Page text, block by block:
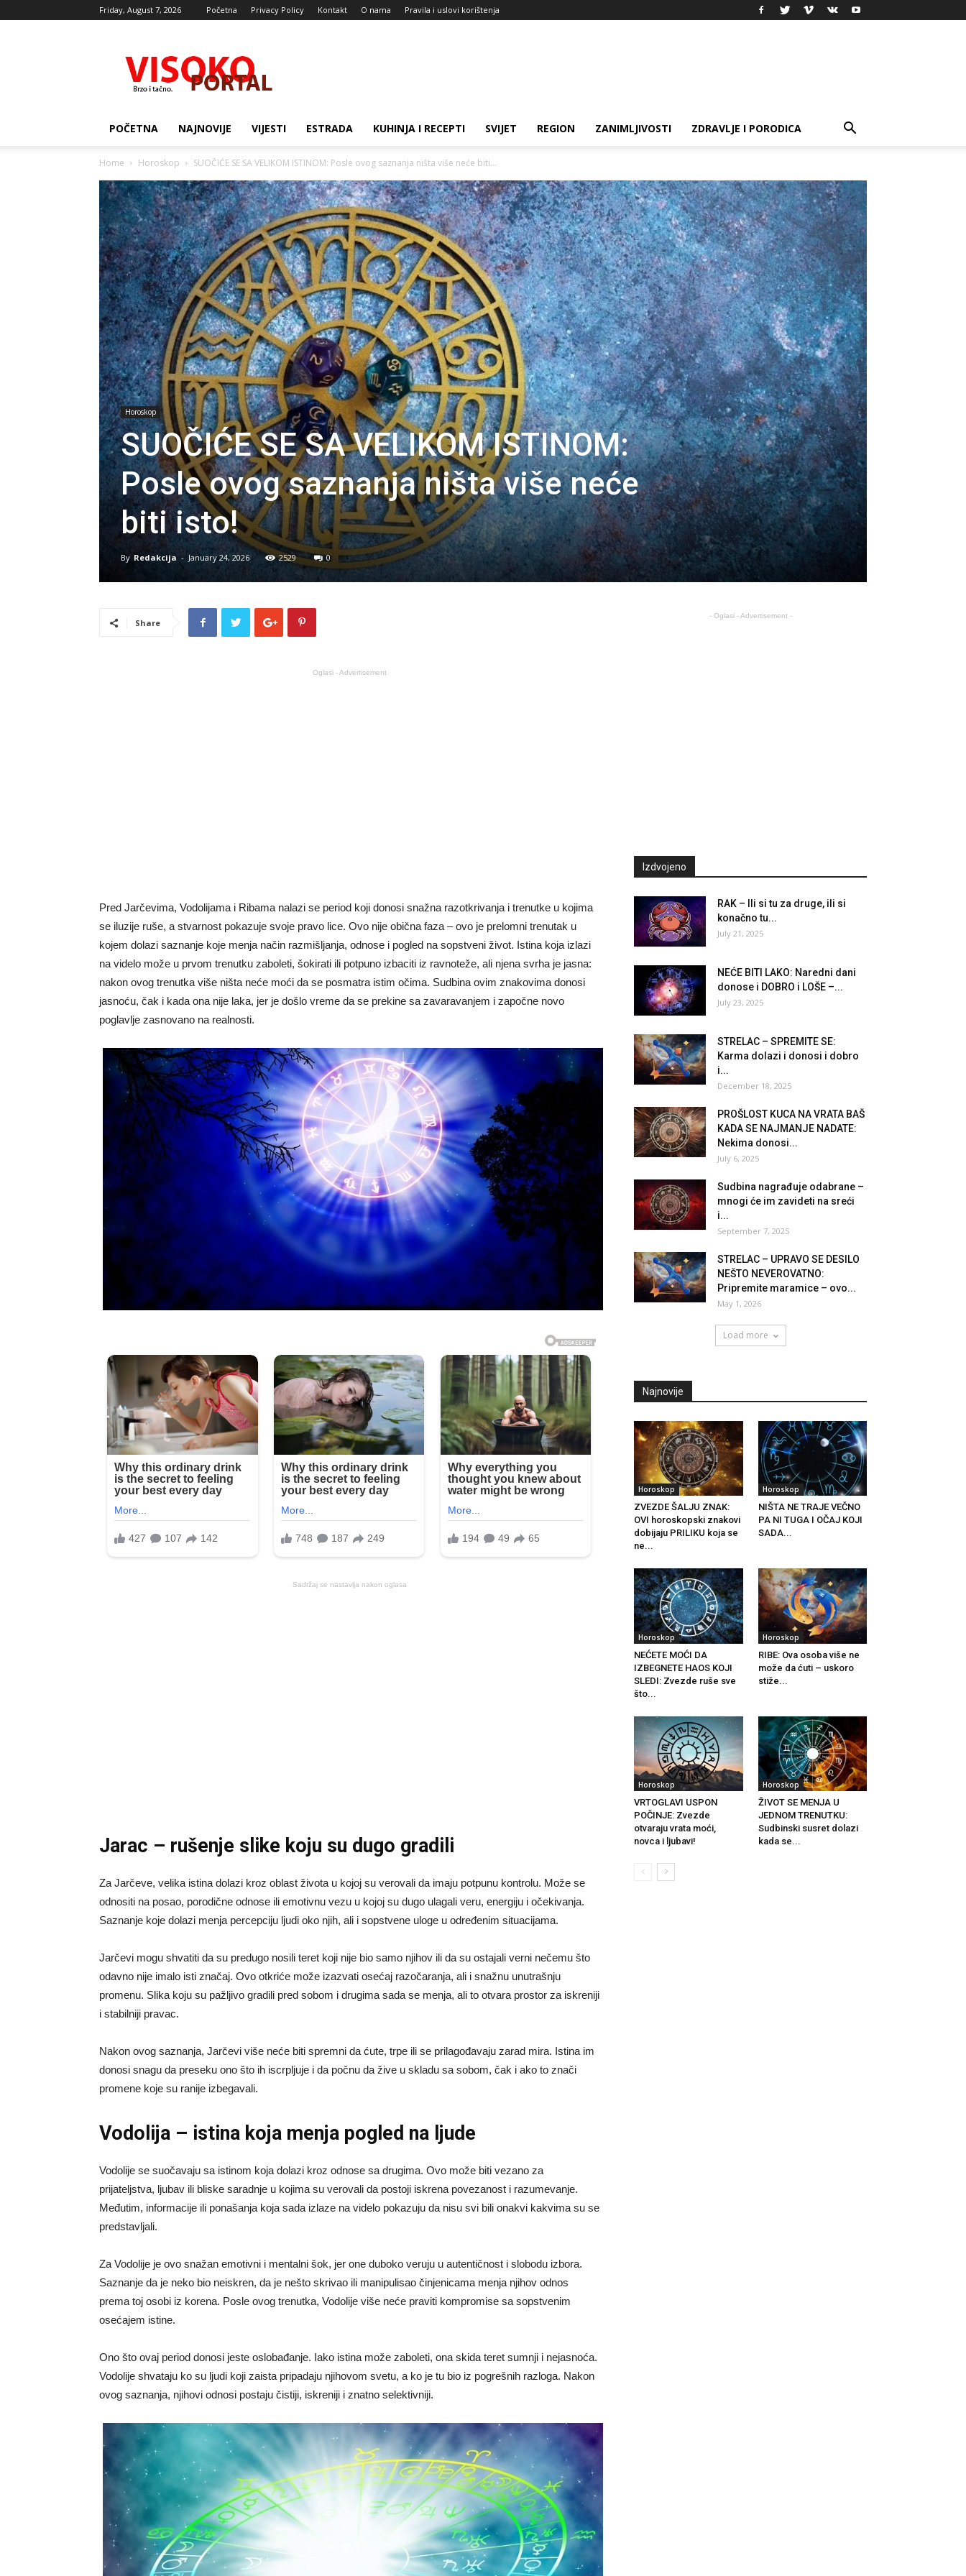
Friday, August 7, 2026 Početna Privacy Policy Kontakt O nama Pravila i uslovi korištenja
portal
POČETNA NAJNOVIJE VIJESTI ESTRADA KUHINJA I RECEPTI SVIJET REGION ZANIMLJIVOSTI ZDRAVLJE I PORODICA
Home Horoskop SUOČIĆE SE SA VELIKOM ISTINOM: Posle ovog saznanja ništa više neće biti...
Horoskop
SUOČIĆE SE SA VELIKOM ISTINOM:
Posle ovog saznanja ništa više neće
biti isto!
By Redakcija - January 24, 2026 2529 0
Share
Oglasi - Advertisement
Pred Jarčevima, Vodolijama i Ribama nalazi se period koji donosi snažna razotkrivanja i trenutke u kojima
se iluzije ruše, a stvarnost pokazuje svoje pravo lice. Ovo nije obična faza – ovo je prelomni trenutak u
kojem dolazi saznanje koje menja način razmišljanja, odnose i pogled na sopstveni život. Istina koja izlazi
na videlo može u prvom trenutku zaboleti, šokirati ili potpuno izbaciti iz ravnoteže, ali njena svrha je jasna:
nakon ovog trenutka više ništa neće moći da se posmatra istim očima. Sudbina ovim znakovima donosi
jasnoću, čak i kada ona nije laka, jer je došlo vreme da se prekine sa zavaravanjem i započne novo
poglavlje zasnovano na realnosti.
Sadržaj se nastavlja nakon oglasa
Jarac – rušenje slike koju su dugo gradili
Za Jarčeve, velika istina dolazi kroz oblast života u kojoj su verovali da imaju potpunu kontrolu. Može se
odnositi na posao, porodične odnose ili emotivnu vezu u kojoj su dugo ulagali veru, energiju i očekivanja.
Saznanje koje dolazi menja percepciju ljudi oko njih, ali i sopstvene uloge u određenim situacijama.
Jarčevi mogu shvatiti da su predugo nosili teret koji nije bio samo njihov ili da su ostajali verni nečemu što
odavno nije imalo isti značaj. Ovo otkriće može izazvati osećaj razočaranja, ali i snažnu unutrašnju
promenu. Slika koju su pažljivo gradili pred sobom i drugima sada se menja, ali to otvara prostor za iskreniji
i stabilniji pravac.
Nakon ovog saznanja, Jarčevi više neće biti spremni da ćute, trpe ili se prilagođavaju zarad mira. Istina im
donosi snagu da preseku ono što ih iscrpljuje i da počnu da žive u skladu sa sobom, čak i ako to znači
promene koje su ranije izbegavali.
Vodolija – istina koja menja pogled na ljude
Vodolije se suočavaju sa istinom koja dolazi kroz odnose sa drugima. Ovo može biti vezano za
prijateljstva, ljubav ili bliske saradnje u kojima su verovali da postoji iskrena povezanost i razumevanje.
Međutim, informacije ili ponašanja koja sada izlaze na videlo pokazuju da nisu svi bili onakvi kakvima su se
predstavljali.
Za Vodolije je ovo snažan emotivni i mentalni šok, jer one duboko veruju u autentičnost i slobodu izbora.
Saznanje da je neko bio neiskren, da je nešto skrivao ili manipulisao činjenicama menja njihov odnos
prema toj osobi iz korena. Posle ovog trenutka, Vodolije više neće praviti kompromise sa sopstvenim
osećajem istine.
Ono što ovaj period donosi jeste oslobađanje. Iako istina može zaboleti, ona skida teret sumnji i nejasnoća.
Vodolije shvataju ko su ljudi koji zaista pripadaju njihovom svetu, a ko je tu bio iz pogrešnih razloga. Nakon
ovog saznanja, njihovi odnosi postaju čistiji, iskreniji i znatno selektivniji.
- Oglasi - Advertisement -
Izdvojeno
RAK – Ili si tu za druge, ili si
konačno tu...
July 21, 2025
NEĆE BITI LAKO: Naredni dani
donose i DOBRO i LOŠE –...
July 23, 2025
STRELAC – SPREMITE SE:
Karma dolazi i donosi i dobro
i...
December 18, 2025
PROŠLOST KUCA NA VRATA BAŠ
KADA SE NAJMANJE NADATE:
Nekima donosi...
July 6, 2025
Sudbina nagrađuje odabrane –
mnogi će im zavideti na sreći
i...
September 7, 2025
STRELAC – UPRAVO SE DESILO
NEŠTO NEVEROVATNO:
Pripremite maramice – ovo...
May 1, 2026
Load more
Najnovije
Horoskop
ZVEZDE ŠALJU ZNAK:
OVI horoskopski znakovi
dobijaju PRILIKU koja se
ne...
Horoskop
NIŠTA NE TRAJE VEČNO
PA NI TUGA I OČAJ KOJI
SADA...
Horoskop
NEĆETE MOĆI DA
IZBEGNETE HAOS KOJI
SLEDI: Zvezde ruše sve
što...
Horoskop
RIBE: Ova osoba više ne
može da ćuti – uskoro
stiže...
Horoskop
VRTOGLAVI USPON
POČINJE: Zvezde
otvaraju vrata moći,
novca i ljubavi!
Horoskop
ŽIVOT SE MENJA U
JEDNOM TRENUTKU:
Sudbinski susret dolazi
kada se...